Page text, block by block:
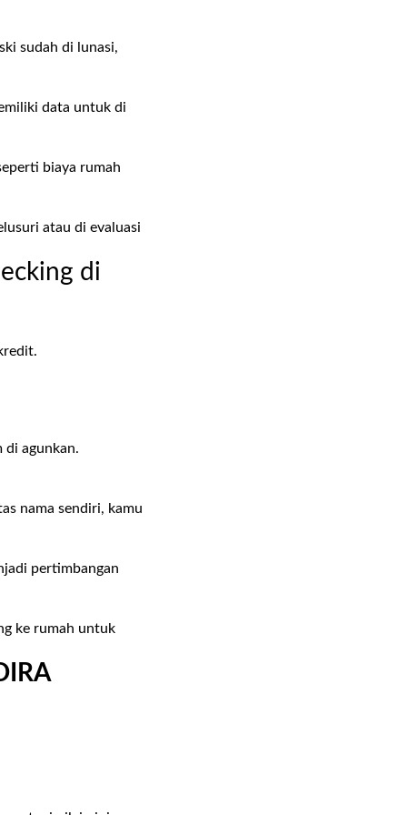
sudah di lunasi,
data untuk di
biaya rumah
atau di evaluasi
di
di agunkan.
nama sendiri, kamu
pertimbangan
ke rumah untuk